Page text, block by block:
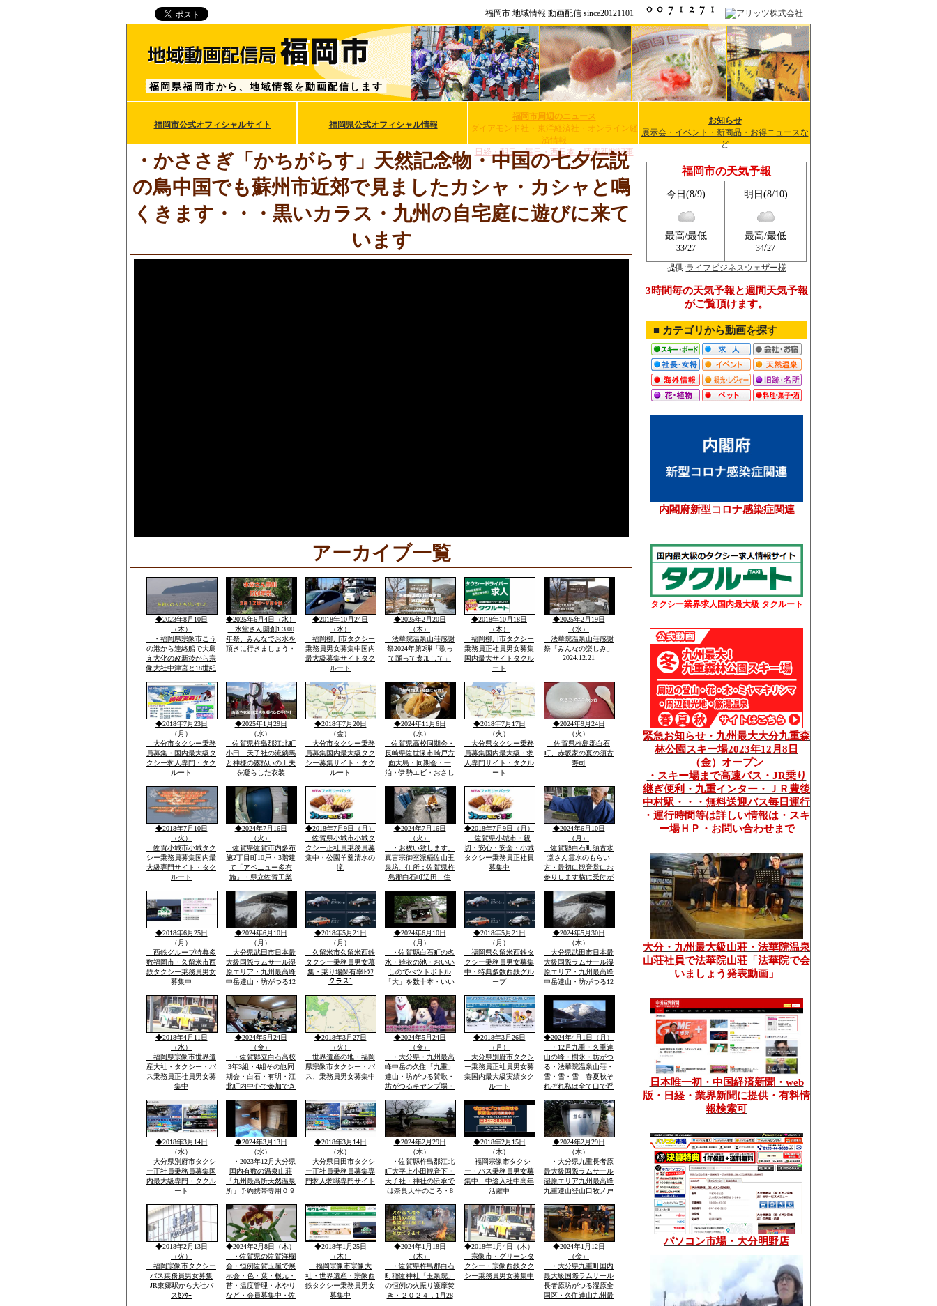
福岡市 地域情報 動画配信 since20121101
福岡県福岡市から、地域情報を動画配信します
福岡市公式オフィシャルサイト 福岡県公式オフィシャル情報
福岡市周辺のニュース
ダイアモンド社・東洋経済社・オンライン経
済情報
日経・朝日・毎日・西日本・読売新聞記事
お知らせ
展示会・イベント・新商品・お得ニュースな
ど
・かささぎ「かちがらす」天然記念物・中国の七夕伝説
の鳥中国でも蘇州市近郊で見ましたカシャ・カシャと鳴
くきます・・・黒いカラス・九州の自宅庭に遊びに来て
います
アーカイブ一覧
◆2023年8月10日
（木）
・福岡県宗像市こう
の港から連絡船で大島
え大化の改新後から宗
像大社中津宮と18世紀
宮遥拝所「神宿る島」
沖ノ島ユネスコ世界遺
産構成資産郡島には最
新の宗像市みなとタク
シー1台常時待機
◆2025年6月4日（水）
水堂さん開創1３00
年祭、みんなでお水を
頂きに行きましょう・
◆2018年10月24日
（水）
福岡柳川市タクシー
乗務員男女募集中国内
最大級募集サイトタク
ルート
◆2025年2月20日
（木）
法華院温泉山荘感謝
祭2024年第2弾「歌っ
て踊って参加して」
◆2018年10月18日
（木）
福岡柳川市タクシー
乗務員正社員男女募集
国内最大サイトタクル
ート
◆2025年2月19日
（水）
法華院温泉山荘感謝
祭「みんなの楽しみ」
2024.12.21
◆2018年7月23日
（月）
大分市タクシー乗務
員募集・国内最大級タ
クシー求人専門・タク
ルート
◆2025年1月29日
（水）
佐賀県杵島郡江北町
小田 天子社の流鏑馬
と神様の露払いの工夫
を凝らした衣装
◆2018年7月20日
（金）
大分市タクシー乗務
員募集国内最大級タク
シー募集サイト・タク
ルート
◆2024年11月6日
（水）
佐賀県高校同期会・
長崎県佐世保市崎戸方
面大島・同期会・一
泊・伊勢エビ・おさし
宿「港町」旅行の会報
告・佐賀県から長崎県
西海市崎戸方面西海橋
を渡つて大島方面え
◆2018年7月17日
（火）
大分県タクシー乗務
員募集国内最大級・求
人専門サイト・タクル
ート
◆2024年9月24日
（火）
佐賀県杵島郡白石
町、赤坂家の夏の須古
寿司
◆2018年7月10日
（火）
佐賀小城市小城タク
シー乗務員募集国内最
大級専門サイト・タク
ルート
◆2024年7月16日
（火）
佐賀県佐賀市内多布
施2丁目町10戸・3階建
て「アベニュー多布
施」・県立佐賀工業
布施橋バス停まで2
分・インターネツト無
料・「室内小型ペツト
飼育相談可 3000円
up」2・3階別階段
◆2018年7月9日（月）
佐賀県小城市小城タ
クシー正社員乗務員募
集中・公園羊羹清水の
滝
◆2024年7月16日
（火）
・お祓い致します。
真言宗御室派稲佐山玉
泉坊、住所：佐賀県杵
島郡白石町辺田、住
0954-65-2806 /携帯０
８０－２７１４ー２３
８４
◆2018年7月9日（月）
佐賀県小城市・親
切・安心・安全・小城
タクシー乗務員正社員
募集中
◆2024年6月10日
（月）
佐賀縣白石町須古水
堂さん霊水のもらい
方・最初に観音堂にお
参りします横に受付が
ょうぎ」を百円で購入
して霊水場へ行きます
先祖供養の故人の供養
として塔婆を買うこと
もできます筆で書き入
れ
◆2018年6月25日
（月）
西鉄グループ特典多
数福岡市・久留米市西
鉄タクシー乗務員男女
募集中
◆2024年6月10日
（月）
大分県武田市日本最
大級国際ラムサール湿
原エリア・九州最高峰
中岳連山・坊がつる12
院温泉山荘・山頂の
峰々は白い雪と樹氷に
なり春・夏とは別の山
と自然が表現され気持
ち良さです
◆2018年5月21日
（月）
久留米市久留米西鉄
タクシー乗務員男女慕
集・乗り場保有率ﾄﾂﾌ
クラスﾟ
◆2024年6月10日
（月）
・佐賀縣白石町の名
水・縫衣の池・おいい
しのでぺツトボトル
「大」を数十本・いい
う魔法の水だそうで
す・白石平野の特産品
玉ねぎ畑と近くの山に
水堂さん・須古城跡・
稲佐神社妻山神社があ
ります
◆2018年5月21日
（月）
福岡県久留米西鉄タ
クシー乗務員男女募集
中・特典多数西鉄グル
ープ
◆2024年5月30日
（木）
大分県武田市日本最
大級国際ラムサール湿
原エリア・九州最高峰
中岳連山・坊がつる12
院温泉山荘・山頂の
峰々は白い雪と樹氷に
なり春・夏とは別の山
と自然が表現され気持
ち良さです
◆2018年4月11日
（水）
福岡県宗像市世界遺
産大社・タクシー・バ
ス乗務員正社員男女募
集中
◆2024年5月24日
（金）
・佐賀縣立白石高校
3年3組・4組その他同
期会・白石・有明・江
北町内中心で参加でき
久しぶりで開催・全国
で有名優良な玉ねぎ・
蓮根・佐賀米の産地六
角川が流れ自然に恵ま
れた町で過ごした場所
◆2018年3月27日
（火）
世界遺産の地・福岡
県宗像市タクシー・バ
ス、乗務員男女募集中
◆2024年5月24日
（金）
・大分県・九州最高
峰中岳の久住「九重」
連山・坊がつる賛歌・
坊がつるキヤンプ場・
法華院温泉山荘・赤い
ピンクの花で有名なミ
ヤマキリシマ・お宿の
歴史などで日本でも有
数有名な法華院温泉山
荘
◆2018年3月26日
（月）
大分県別府市タクシ
ー乗務員正社員男女募
集国内最大級実績タク
ルート
◆2024年4月1日（月）
・12月九重・久重連
山の峰・樹氷・坊がつ
る・法華院温泉山荘・
雪・雪・雪 春夏秋そ
れぞれ私は全て口で呼
る自然は気持ちいい雪
の冬の坊がつる法華院
山荘もおすすめします
◆2018年3月14日
（水）
大分県別府市タクシ
ー正社員乗務員募集国
内最大級専門・タクル
ート
◆2024年3月13日
（水）
・2023年12月大分県
国内有数の温泉山荘
「九州最高所天然温泉
所」予約携帯専用０９
０のみ・雪が白い別の
山々・坊がつるの景
色・ー4度・空気がお
いしい星がきれい１３
００ｍ級天然温泉最高
◆2018年3月14日
（水）
大分県日田市タクシ
ー正社員乗務員募集専
門求人求職専門サイト
◆2024年2月29日
（木）
・佐賀縣杵島郡江北
町大字上小田観音下・
天子社・神社の伝承で
は奈良天平のころ・8
穣天子社は天皇を別称
天子表現大木数百・年
楠木が多数・以前は年
間を通じて屋台・祭
り・流鏑馬神事・等盛
◆2018年2月15日
（木）
福岡宗像市タクシ
ー・バス乗務員男女募
集中、中途入社中高年
活躍中
◆2024年2月29日
（木）
・大分県九重長者原
最大級国際ラムサール
湿原エリア九州最高峰
九重連山登山口牧ノ戸
九重連山登山ルート・
冬期以外は大分市・熊
本市からバス運行・駐
車場有・坊がつるキヤ
ンプ場・法華院温泉山
荘
◆2018年2月13日
（火）
福岡宗像市タクシー
バス乗務員男女募集
JR東郷駅から大社バ
スｾﾝﾀｰ
◆2024年2月8日（木）
・佐賀県の佐賀洋欄
会・恒例佐賀玉屋で展
示会・色・葉・根元・
苔・温度管理・水やり
など・会員募集中・佐
◆2018年1月25日
（木）
福岡宗像市宗像大
社・世界遺産・宗像西
鉄タクシー乗務員男女
募集中
◆2024年1月18日
（木）
・佐賀県杵島郡白石
町稲佐神社「玉泉院」
の恒例の火振り護摩焚
き・２０２４．1月28
◆2018年1月4日（木）
宗像市・グリーンタ
クシー・宗像西鉄タク
シー乗務員男女募集中
◆2024年1月12日
（金）
・大分県九重町国内
最大級国際ラムサール
長者原坊がつる湿原全
国区・久住連山九州最
福岡市の天気予報
今日(8/9)
最高/最低
33/27
明日(8/10)
最高/最低
34/27
提供:ライフビジネスウェザー様
3時間毎の天気予報と週間天気予報
がご覧頂けます。
■ カテゴリから動画を探す
内閣府新型コロナ感染症関連
タクシー業界求人国内最大級 タクルート
緊急お知らせ・九州最大大分九重森
林公園スキー場2023年12月8日
（金）オープン
・スキー場まで高速バス・JR乗り
継ぎ便利・九重インター・ＪＲ豊後
中村駅・・・無料送迎バス毎日運行
・運行時間等は詳しい情報は・スキ
ー場ＨＰ・お問い合わせまで
大分・九州最大級山荘・法華院温泉
山荘社員で法華院山荘「法華院で会
いましょう発表動画」
日本唯一初・中国経済新聞・web
版・日経・業界新聞に提供・有料情
報検索可
パソコン市場・大分明野店